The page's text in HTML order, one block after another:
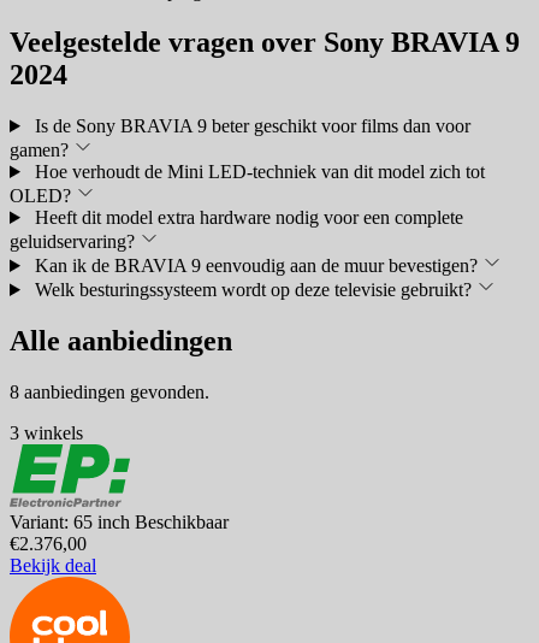
Veelgestelde vragen over Sony BRAVIA 9
2024
Is de Sony BRAVIA 9 beter geschikt voor films dan voor
gamen?
Hoe verhoudt de Mini LED-techniek van dit model zich tot
OLED?
Heeft dit model extra hardware nodig voor een complete
geluidservaring?
Kan ik de BRAVIA 9 eenvoudig aan de muur bevestigen?
Welk besturingssysteem wordt op deze televisie gebruikt?
Alle aanbiedingen
8 aanbiedingen gevonden.
3 winkels
Variant: 65 inch Beschikbaar
€2.376,00
Bekijk deal